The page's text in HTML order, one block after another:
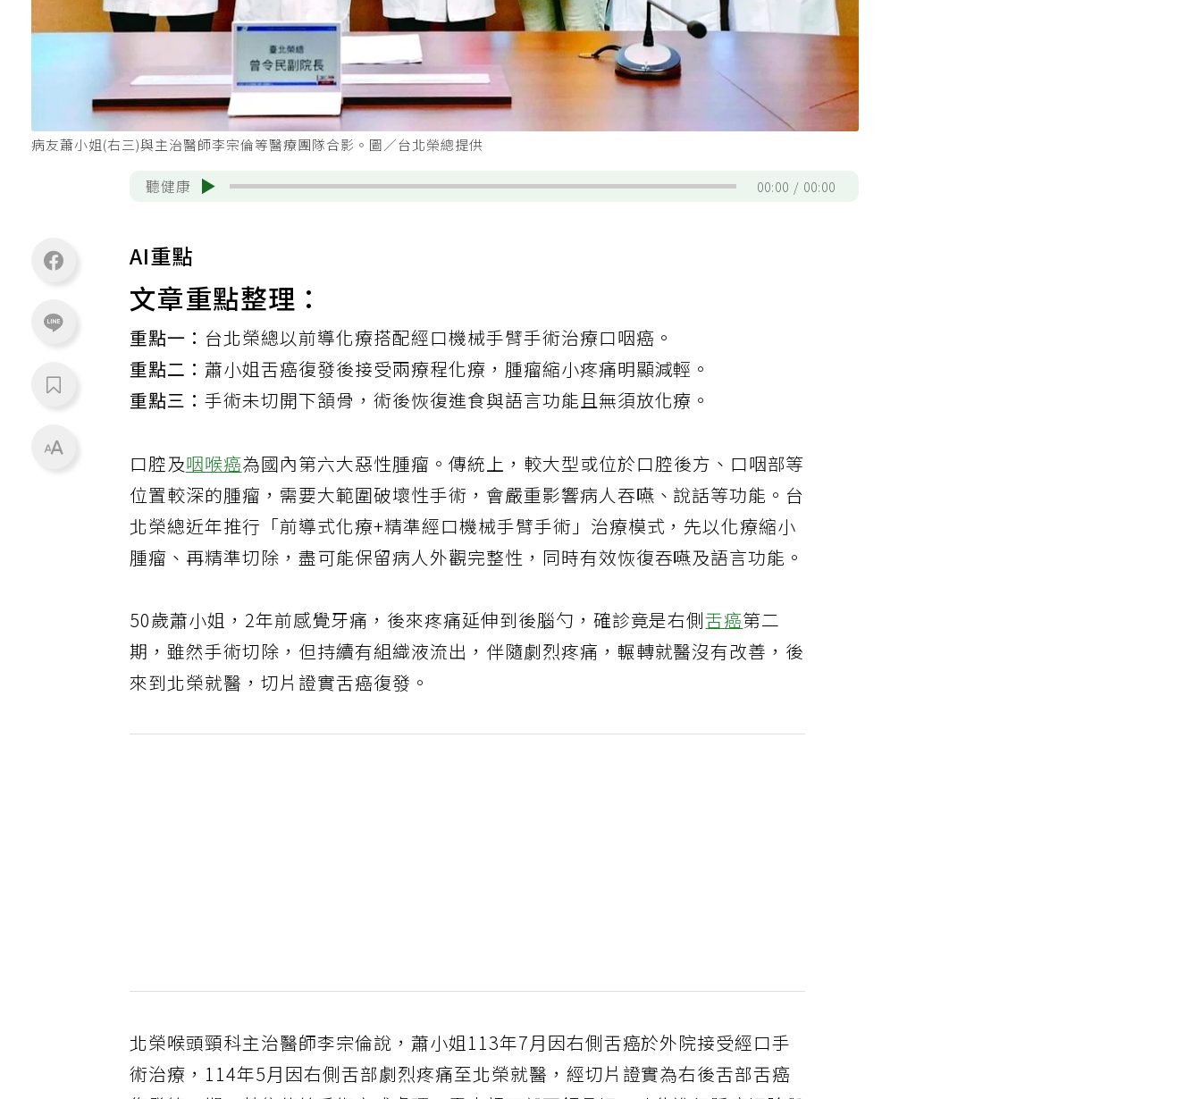
病友蕭小姐(右三)與主治醫師李宗倫等醫療團隊合影。圖／台北榮總提供
聽健康 00:00 00:00
AI重點
文章重點整理：
重點一： 台北榮總以前導化療搭配經口機械手臂手術治療口咽癌。
重點二：蕭小姐舌癌復發後接受兩療程化療，腫瘤縮小疼痛明顯減輕。
重點三：手術未切開下頷骨，術後恢復進食與語言功能且無須放化療。
口腔及咽喉癌為國內第六大惡性腫瘤。傳統上，較大型或位於口腔後方、口咽部等
位置較深的腫瘤，需要大範圍破壞性手術，會嚴重影響病人吞嚥、說話等功能。台
北榮總近年推行「前導式化療+精準經口機械手臂手術」治療模式，先以化療縮小
腫瘤、再精準切除，盡可能保留病人外觀完整性，同時有效恢復吞嚥及語言功能。
50歲蕭小姐，2年前感覺牙痛，後來疼痛延伸到後腦勺，確診竟是右側舌癌第二
期，雖然手術切除，但持續有組織液流出，伴隨劇烈疼痛，輾轉就醫沒有改善，後
來到北榮就醫，切片證實舌癌復發。
北榮喉頭頸科主治醫師李宗倫說，蕭小姐113年7月因右側舌癌於外院接受經口手
術治療，114年5月因右側舌部劇烈疼痛至北榮就醫，經切片證實為右後舌部舌癌